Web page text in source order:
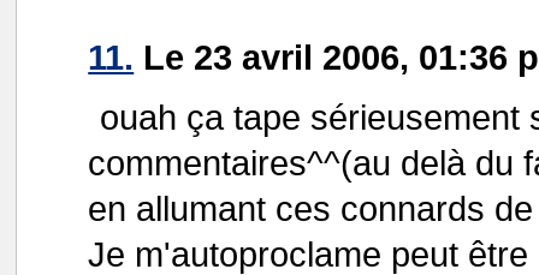
11. Le 23 avril 2006, 01:36
ouah ça tape sérieusement
commentaires^^(au delà du
en allumant ces connards
Je m'autoproclame peut